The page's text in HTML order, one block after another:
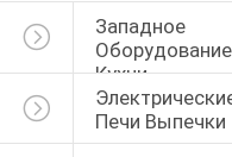
Западное
Оборудование
Кухни
Печи Выпечки